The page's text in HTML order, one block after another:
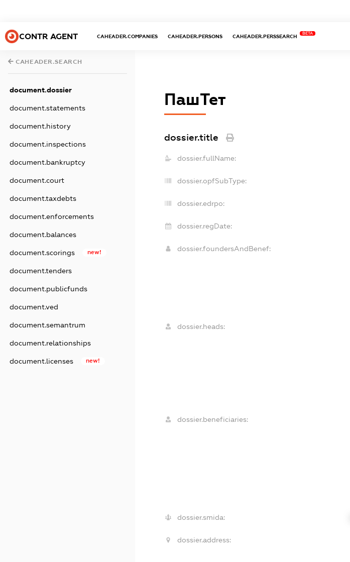
CONTR AGENT CAHEADER.COMPANIES CAHEADER.PERSONS CAHEADER.PERSSEARCH
BETA
CAHEADER.SEARCH
document.dossier
document.statements
document.history
document.inspections
document.bankruptcy
document.court
document.taxdebts
document.enforcements
document.balances
document.scorings new!
document.tenders
document.publicfunds
document.ved
document.semantrum
document.relationships
document.licenses new!
ПашТет
dossier.title
dossier.fullName:
dossier.opfSubType:
dossier.edrpo:
dossier.regDate:
dossier.foundersAndBenef:
dossier.heads:
dossier.beneficiaries:
dossier.smida:
dossier.address: